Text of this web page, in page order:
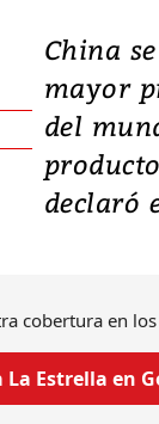
China
mayor
del
declaró
cobertura en
La Estrella en